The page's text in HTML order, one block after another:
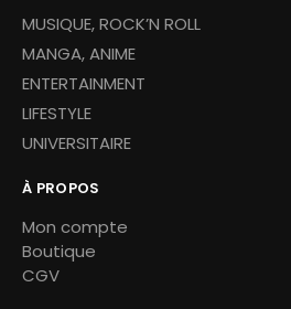
MUSIQUE, ROCK’N ROLL
MANGA, ANIME
ENTERTAINMENT
LIFESTYLE
UNIVERSITAIRE
À PROPOS
Mon compte
Boutique
CGV